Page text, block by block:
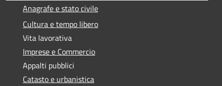
Anagrafe e stato civile
Cultura e tempo libero
Vita lavorativa
Imprese e Commercio
Appalti pubblici
Catasto e urbanistica